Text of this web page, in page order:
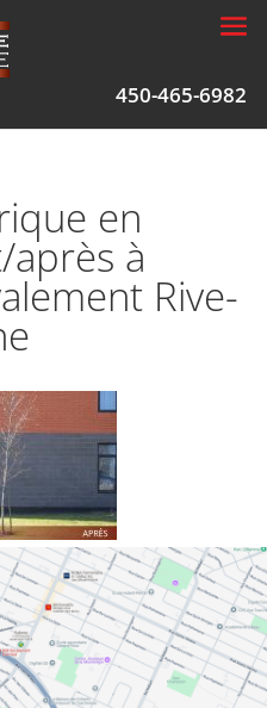
450-465-6982
en
à
Rive-